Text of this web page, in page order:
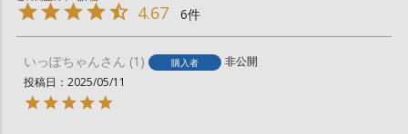
4.67 6
いっぽちゃん 1 購入者
非公開
投稿日
2025/05/11